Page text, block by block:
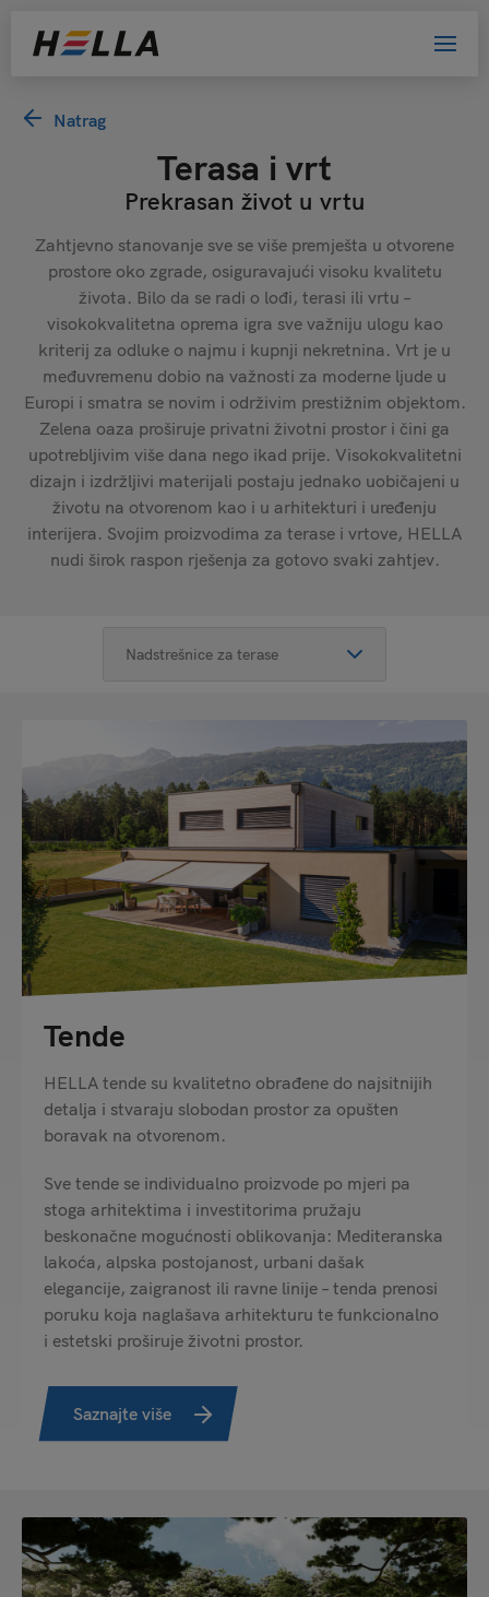
Natrag
Terasa i vrt
Prekrasan život u vrtu
Zahtjevno stanovanje sve se više premješta u otvorene
prostore oko zgrade, osiguravajući visoku kvalitetu
života. Bilo da se radi o lođi, terasi ili vrtu –
visokokvalitetna oprema igra sve važniju ulogu kao
kriterij za odluke o najmu i kupnji nekretnina. Vrt je u
međuvremenu dobio na važnosti za moderne ljude u
Europi i smatra se novim i održivim prestižnim objektom.
Zelena oaza proširuje privatni životni prostor i čini ga
upotrebljivim više dana nego ikad prije. Visokokvalitetni
dizajn i izdržljivi materijali postaju jednako uobičajeni u
životu na otvorenom kao i u arhitekturi i uređenju
interijera. Svojim proizvodima za terase i vrtove, HELLA
nudi širok raspon rješenja za gotovo svaki zahtjev.
Tende
HELLA tende su kvalitetno obrađene do najsitnijih
detalja i stvaraju slobodan prostor za opušten
boravak na otvorenom.
Sve tende se individualno proizvode po mjeri pa
stoga arhitektima i investitorima pružaju
beskonačne mogućnosti oblikovanja: Mediteranska
lakoća, alpska postojanost, urbani dašak
elegancije, zaigranost ili ravne linije – tenda prenosi
poruku koja naglašava arhitekturu te funkcionalno
i estetski proširuje životni prostor.
Saznajte više